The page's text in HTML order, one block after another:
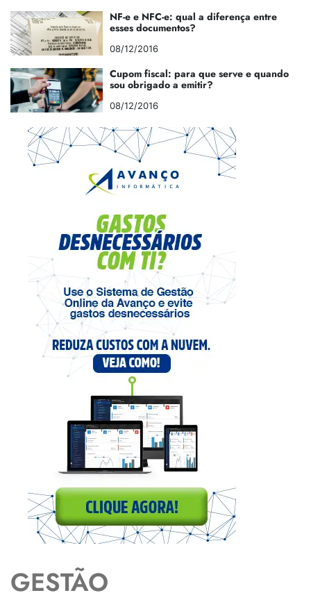
NF-e e NFC-e: qual a diferença entre
esses documentos?
08/12/2016
Cupom fiscal: para que serve e quando
sou obrigado a emitir?
08/12/2016
GESTÃO